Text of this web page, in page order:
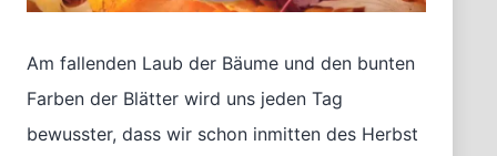
Am fallenden Laub der Bäume und den bunten
Farben der Blätter wird uns jeden Tag
bewusster, dass wir schon inmitten des Herbst